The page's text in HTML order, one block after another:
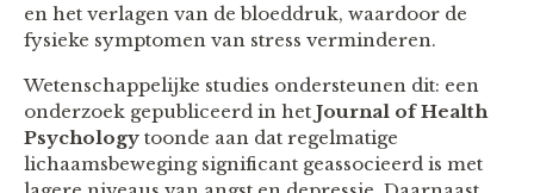
en het verlagen van de bloeddruk, waardoor de
fysieke symptomen van stress verminderen.
Wetenschappelijke studies ondersteunen dit: een
onderzoek gepubliceerd in het Journal of Health
Psychology toonde aan dat regelmatige
lichaamsbeweging significant geassocieerd is met